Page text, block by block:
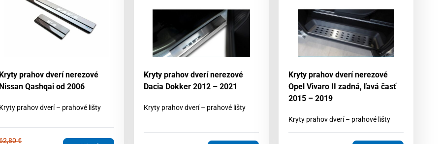
prahov dverí nerezové
Qashqai od 2006
prahov dverí – prahové lišty
€
Kryty prahov dverí nerezové
Dacia Dokker 2012 – 2021
Kryty prahov dverí – prahové lišty
Kryty prahov dverí nerezové
Opel Vivaro II zadná, ľavá časť
2015 – 2019
Kryty prahov dverí – prahové lišty